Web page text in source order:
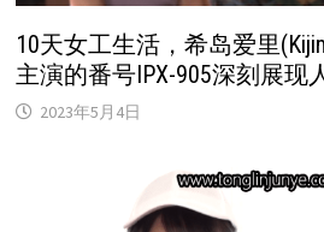
10天女工生活，希岛爱里
主演的番号IPX-905深刻展现
2023年5月4日